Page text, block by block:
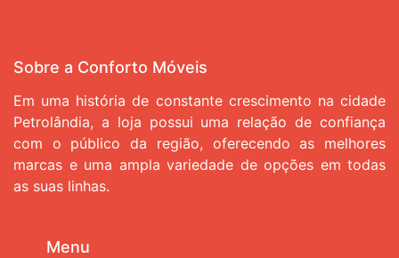
Sobre a Conforto Móveis
Em uma história de constante crescimento na cidade
Petrolândia, a loja possui uma relação de confiança
com o público da região, oferecendo as melhores
marcas e uma ampla variedade de opções em todas
as suas linhas.
Menu